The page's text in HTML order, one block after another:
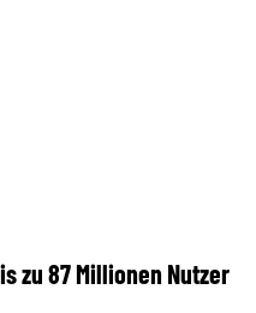
zu 87 Millionen Nutzer